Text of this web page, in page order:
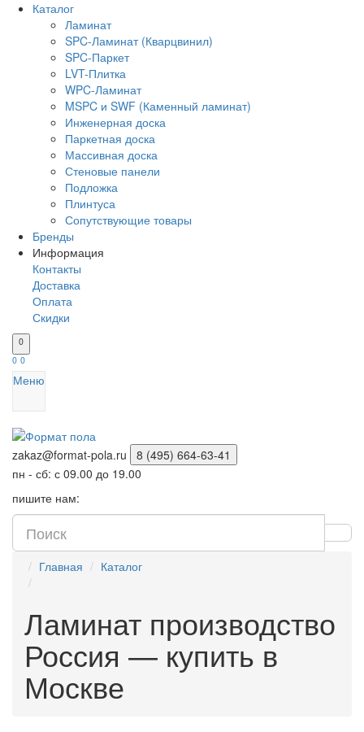
Каталог
Ламинат
SPC-Ламинат (Кварцвинил)
SPC-Паркет
LVT-Плитка
WPC-Ламинат
MSPC и SWF (Каменный ламинат)
Инженерная доска
Паркетная доска
Массивная доска
Стеновые панели
Подложка
Плинтуса
Сопутствующие товары
Бренды
Информация
Контакты
Доставка
Оплата
Скидки
0
0 0
Меню
zakaz@format-pola.ru
8 (495) 664-63-41
пн - сб: с 09.00 до 19.00
пишите нам:
Главная Каталог
Ламинат производство
Россия — купить в
Москве